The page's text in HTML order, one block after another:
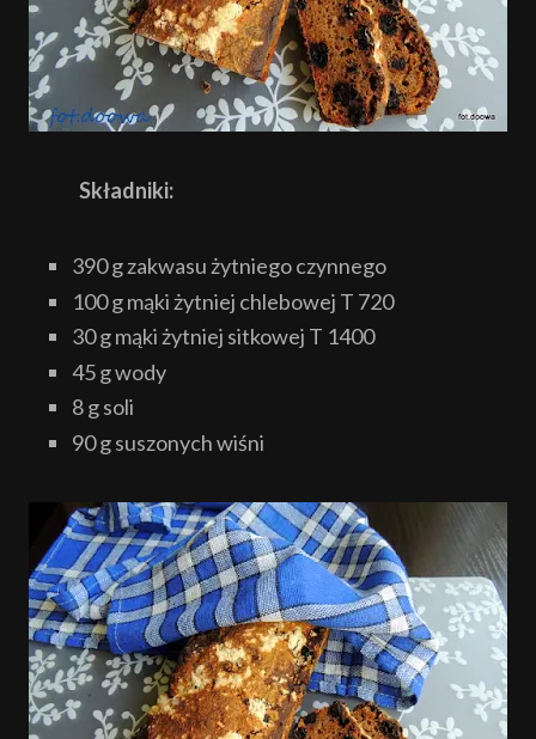
Składniki:
390 g zakwasu żytniego czynnego
100 g mąki żytniej chlebowej T 720
30 g mąki żytniej sitkowej T 1400
45 g wody
8 g soli
90 g suszonych wiśni